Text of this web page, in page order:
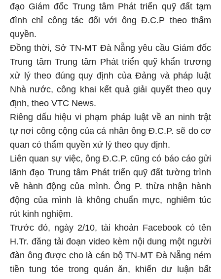
đạo Giám đốc Trung tâm Phát triển quỹ đất tạm
đình chỉ công tác đối với ông Đ.C.P theo thẩm
quyền.
Đồng thời, Sở TN-MT Đà Nẵng yêu cầu Giám đốc
Trung tâm Trung tâm Phát triển quỹ khẩn trương
xử lý theo đúng quy định của Đảng và pháp luật
Nhà nước, công khai kết quả giải quyết theo quy
định, theo VTC News.
Riêng dấu hiệu vi phạm pháp luật về an ninh trật
tự nơi công cộng của cá nhân ông Đ.C.P. sẽ do cơ
quan có thẩm quyền xử lý theo quy định.
Liên quan sự việc, ông Đ.C.P. cũng có báo cáo gửi
lãnh đạo Trung tâm Phát triển quỹ đất tường trình
về hành động của mình. Ông P. thừa nhận hành
động của mình là không chuẩn mực, nghiêm túc
rút kinh nghiệm.
Trước đó, ngày 2/10, tài khoản Facebook có tên
H.Tr. đăng tải đoạn video kèm nội dung một người
đàn ông được cho là cán bộ TN-MT Đà Nẵng ném
tiền tung tóe trong quán ăn, khiến dư luận bất